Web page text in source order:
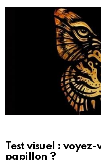
Test visuel :
papillon ?